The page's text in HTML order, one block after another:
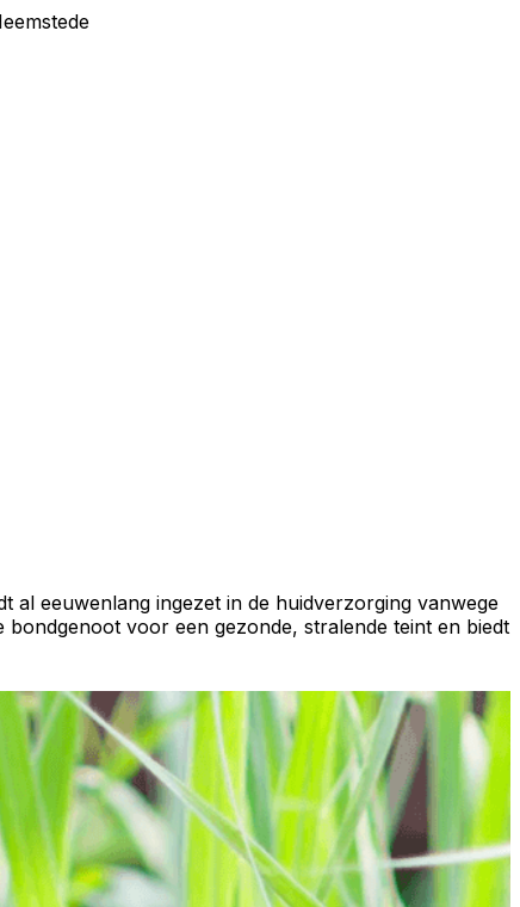
al eeuwenlang ingezet in de huidverzorging vanwege
voor een gezonde, stralende teint en biedt